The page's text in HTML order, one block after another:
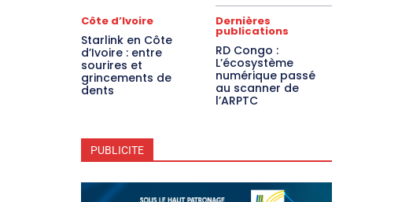
Côte d’Ivoire
Starlink en Côte
d’Ivoire : entre
sourires et
grincements de
dents
Dernières
publications
RD Congo :
L’écosystème
numérique passé
au scanner de
l’ARPTC
PUBLICITE